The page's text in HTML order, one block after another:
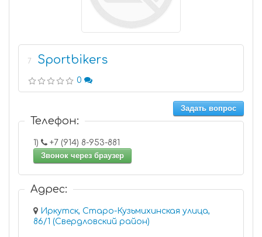
7 Sportbikers
0
Задать вопрос
Телефон:
1)
+7 (914) 8-953-881
Звонок через браузер
Адрес:
Иркутск, Старо-Кузьмихинская улица,
86/1 (Свердловский район)